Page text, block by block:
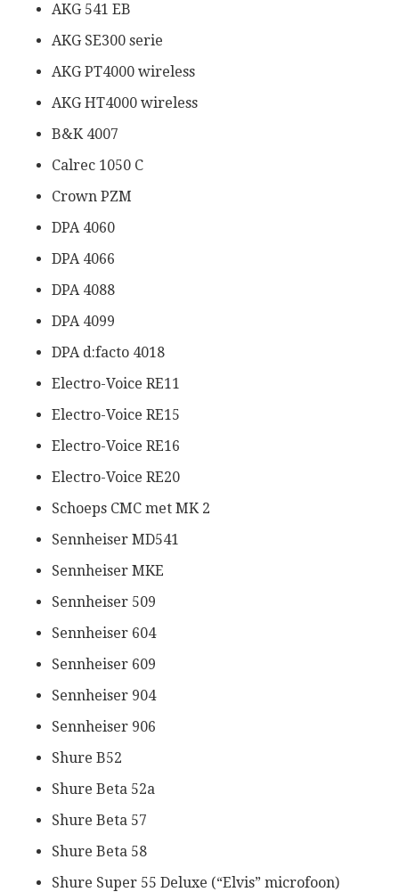
AKG 541 EB
AKG SE300 serie
AKG PT4000 wireless
AKG HT4000 wireless
B&K 4007
Calrec 1050 C
Crown PZM
DPA 4060
DPA 4066
DPA 4088
DPA 4099
DPA d:facto 4018
Electro-Voice RE11
Electro-Voice RE15
Electro-Voice RE16
Electro-Voice RE20
Schoeps CMC met MK 2
Sennheiser MD541
Sennheiser MKE
Sennheiser 509
Sennheiser 604
Sennheiser 609
Sennheiser 904
Sennheiser 906
Shure B52
Shure Beta 52a
Shure Beta 57
Shure Beta 58
Shure Super 55 Deluxe (“Elvis” microfoon)